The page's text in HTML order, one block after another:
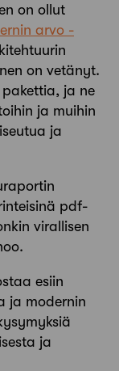
on ollut
arvo -
on vetänyt.
ja ne
ja muihin
ja
pdf-
virallisen
esiin
ja modernin
ja